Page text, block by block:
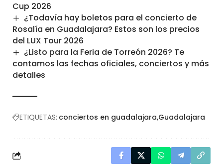
Cup 2026
¿Todavía hay boletos para el concierto de
Rosalía en Guadalajara? Estos son los precios
del LUX Tour 2026
¿Listo para la Feria de Torreón 2026? Te
contamos las fechas oficiales, conciertos y más
detalles
ETIQUETAS: conciertos en guadalajara Guadalajara